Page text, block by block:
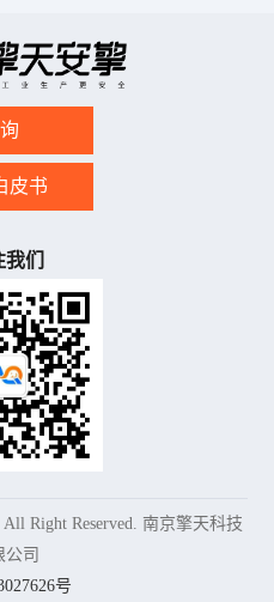
而全陷阱”，轻量起
步，精准见效
皮书
们
Right Reserved. 南京擎天科技
公司
号